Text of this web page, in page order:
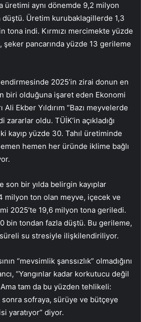
üretimi aynı dönemde 9,2 milyon
Üretim kurubaklagillerde 1,3
tona indi. Kırmızı mercimekte yüzde
şeker pancarında yüzde 13 gerileme
2025’in zirai donun en
biri olduğuna işaret eden Ekonomi
Ali Ekber Yıldırım “Bazı meyvelerde
zararlar oldu. TÜİK’in açıkladığı
kayıp yüzde 30. Tahıl üretiminde
hemen her üründe iklime bağlı
son bir yılda belirgin kayıplar
milyon ton olan meyve, içecek ve
2025’te 19,6 milyon tona geriledi.
bin tondan fazla düştü. Bu gerileme,
su stresiyle ilişkilendiriliyor.
“mevsimlik şanssızlık” olmadığını
“Yangınlar kadar korkutucu değil
tam da bu yüzden tehlikeli:
sofraya, sürüye ve bütçeye
yaratıyor” diyor.